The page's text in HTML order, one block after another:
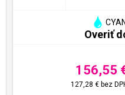
CYAN
Overiť
156,55
127,28 €bez